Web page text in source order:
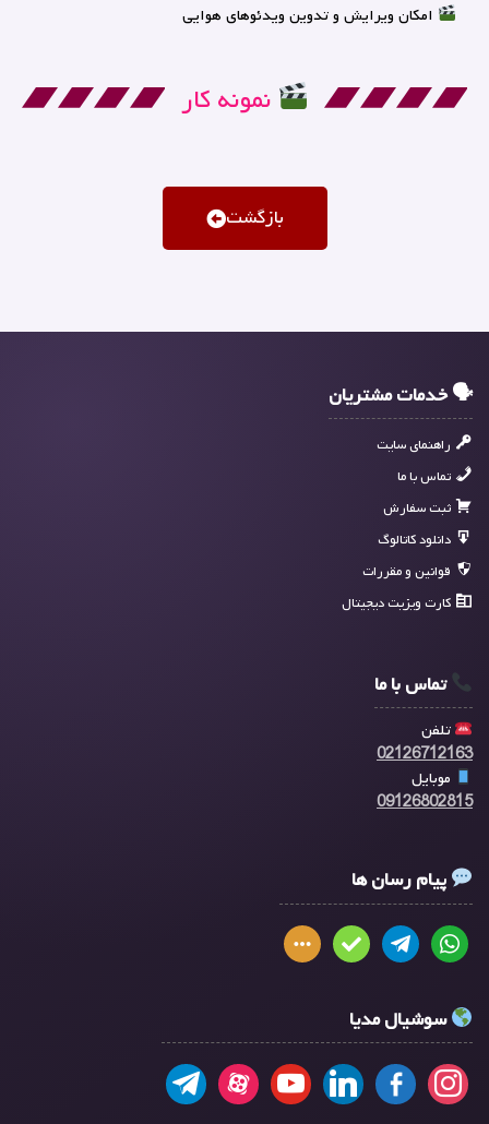
امکان ویرایش و تدوین ویدئوهای هوایی
نمونه کار
بازگشت
🗣 خدمات مشتریان
راهنمای سایت
تماس با ما
ثبت سفارش
دانلود کاتالوگ
قوانین و مقررات
کارت ویزیت دیجیتال
تماس با ما
تلفن
02126712163
موبایل
09126802815
پیام رسان ها
سوشیال مدیا